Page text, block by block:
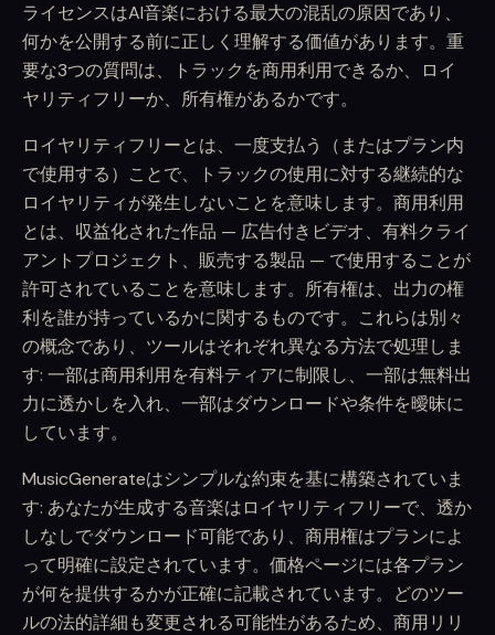
ライセンスはAI音楽における最大の混乱の原因であり、
何かを公開する前に正しく理解する価値があります。重
要な3つの質問は、トラックを商用利用できるか、ロイ
ヤリティフリーか、所有権があるかです。
ロイヤリティフリーとは、一度支払う（またはプラン内
で使用する）ことで、トラックの使用に対する継続的な
ロイヤリティが発生しないことを意味します。商用利用
とは、収益化された作品 — 広告付きビデオ、有料クライ
アントプロジェクト、販売する製品 — で使用することが
許可されていることを意味します。所有権は、出力の権
利を誰が持っているかに関するものです。これらは別々
の概念であり、ツールはそれぞれ異なる方法で処理しま
す: 一部は商用利用を有料ティアに制限し、一部は無料出
力に透かしを入れ、一部はダウンロードや条件を曖昧に
しています。
MusicGenerateはシンプルな約束を基に構築されていま
す: あなたが生成する音楽はロイヤリティフリーで、透か
しなしでダウンロード可能であり、商用権はプランによ
って明確に設定されています。価格ページには各プラン
が何を提供するかが正確に記載されています。どのツー
ルの法的詳細も変更される可能性があるため、商用リリ